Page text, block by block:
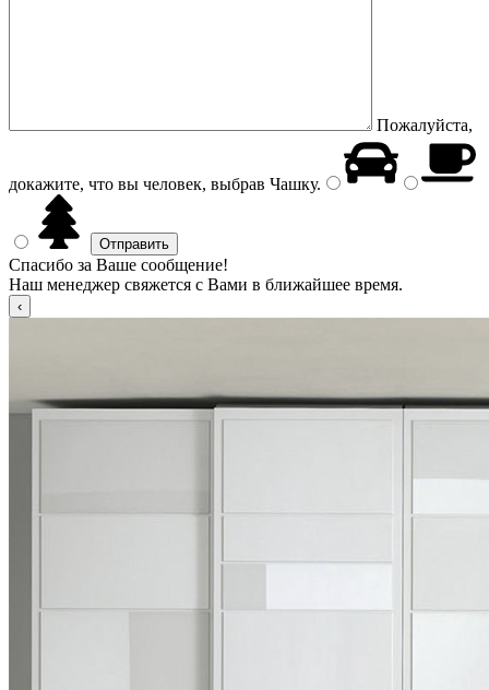
Пожалуйста,
докажите, что вы человек, выбрав Чашку.
Спасибо за Ваше сообщение!
Наш менеджер свяжется с Вами в ближайшее время.